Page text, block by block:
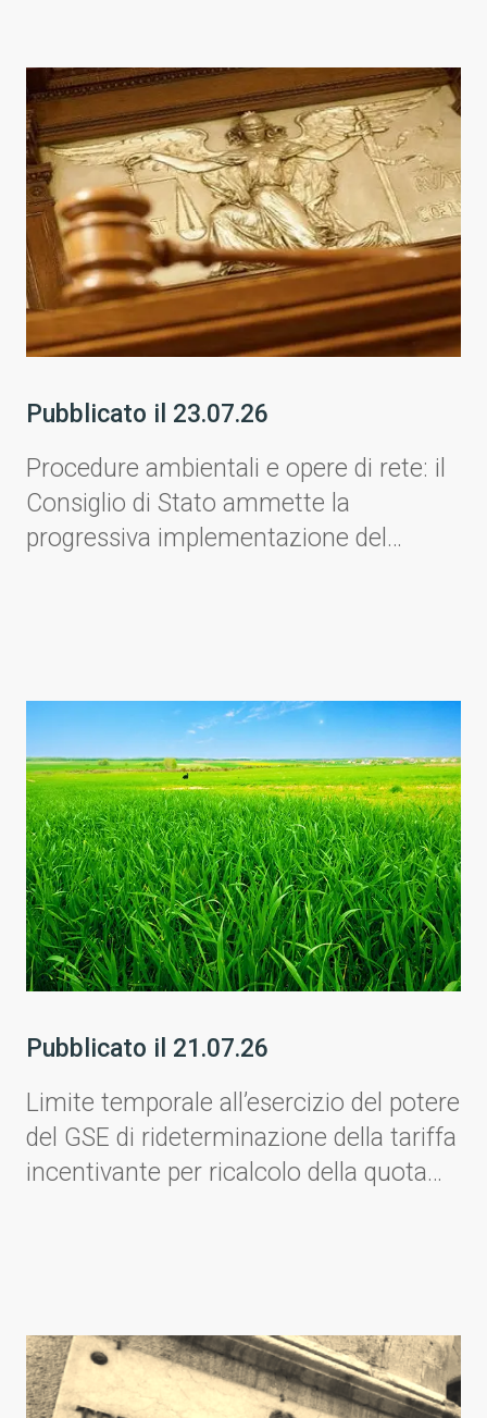
Pubblicato il 23.07.26
Procedure ambientali e opere di rete: il
Consiglio di Stato ammette la
progressiva implementazione del
Pubblicato il 21.07.26
Limite temporale all’esercizio del potere
del GSE di rideterminazione della tariffa
incentivante per ricalcolo della quota